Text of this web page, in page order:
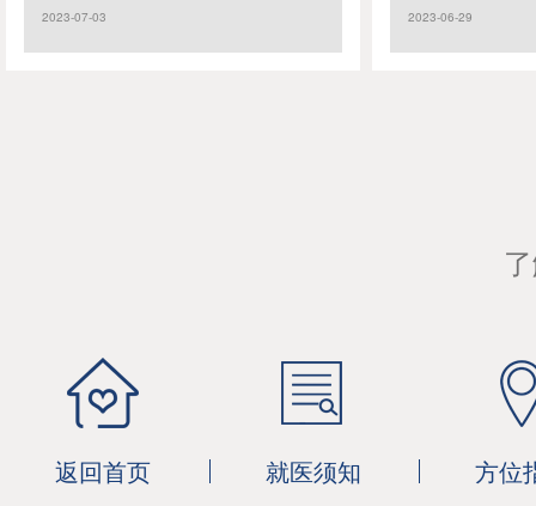
2023-07-03 2023-06-29
返回首页 就医须知 方位